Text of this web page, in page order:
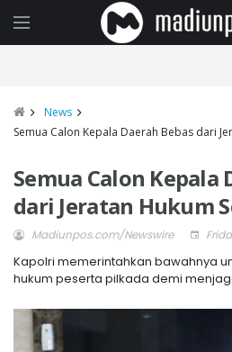
News
Semua Calon Kepala Daerah Bebas dari
Semua Calon Kepala
dari Jeratan Hukum
Madiunpos.com/Newswire
Kapolri memerintahkan bawahnya
hukum peserta pilkada demi